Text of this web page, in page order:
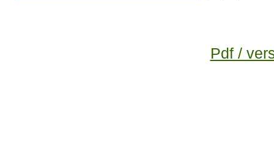
Pdf /